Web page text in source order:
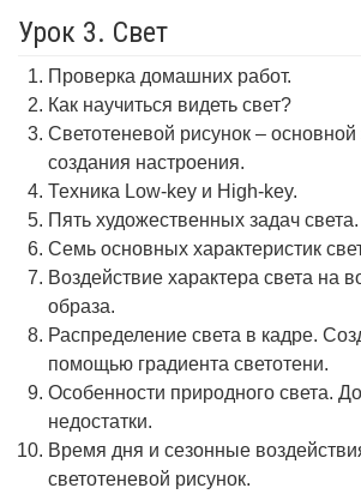
Урок 3. Свет
Проверка домашних работ.
Как научиться видеть свет?
Светотеневой рисунок –
создания настроения.
Техника Low-key и High-key.
Пять художественных задач света.
Семь основных характеристик
Воздействие характера света на
образа.
Распределение света в кадре.
помощью градиента светотени.
Особенности природного света.
недостатки.
Время дня и сезонные
светотеневой рисунок.